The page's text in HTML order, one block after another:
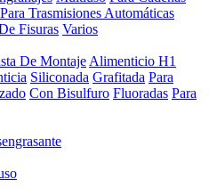
Para Trasmisiones Automáticas
Fisuras Varios
De Montaje Alimenticio H1
Siliconada Grafitada Para
Con Bisulfuro Fluoradas Para